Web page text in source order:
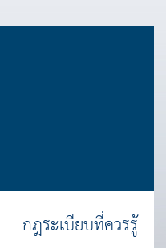
กฎระเบียบที่ควรรู้